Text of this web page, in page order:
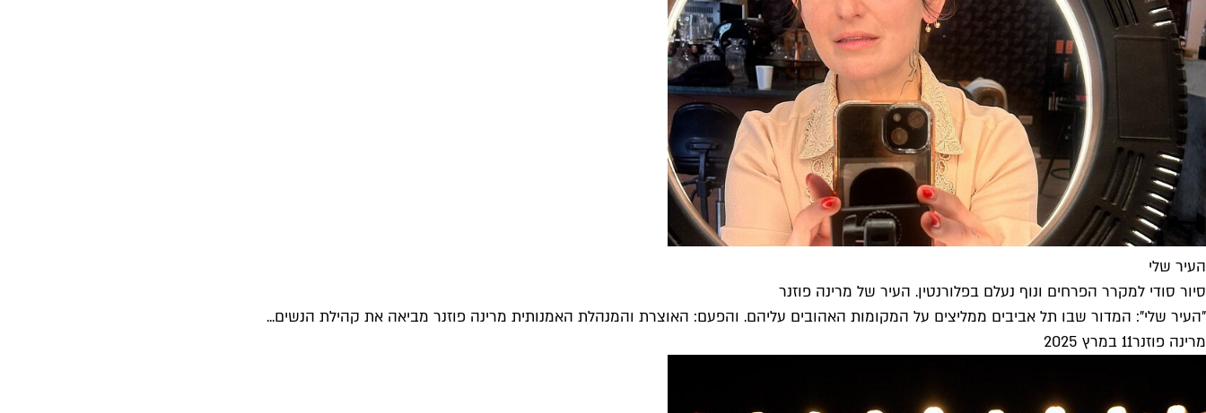
העיר שלי
סיור סודי למקרר הפרחים ונוף נעלם בפלורנטין. העיר של מרינה פוזנר
"העיר שלי": המדור שבו תל אביבים ממליצים על המקומות האהובים עליהם. והפעם: האוצרת והמנהלת האמנותית מרינה פוזנר מביאה את קהילת הנשים...
מרינה פוזנר11 במרץ 2025